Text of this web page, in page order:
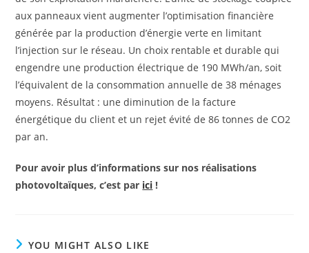
aux panneaux vient augmenter l’optimisation financière
générée par la production d’énergie verte en limitant
l’injection sur le réseau. Un choix rentable et durable qui
engendre une production électrique de 190 MWh/an, soit
l’équivalent de la consommation annuelle de 38 ménages
moyens. Résultat : une diminution de la facture
énergétique du client et un rejet évité de 86 tonnes de CO2
par an.
Pour avoir plus d’informations sur nos réalisations
photovoltaïques, c’est par ici !
YOU MIGHT ALSO LIKE